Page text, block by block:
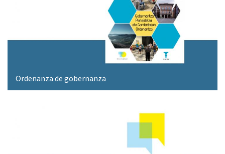
Ordenanza de gobernanza